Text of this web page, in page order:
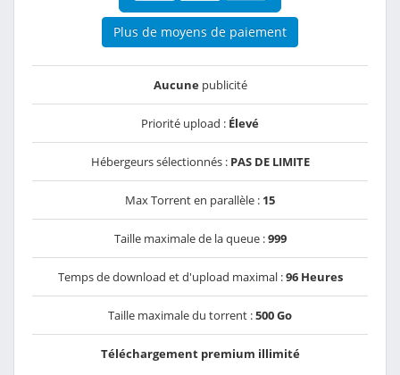
Plus de moyens de paiement
Aucunepublicité
Priorité upload : Élevé
Hébergeurs sélectionnés : PAS DE LIMITE
Max Torrent en parallèle : 15
Taille maximale de la queue :999
Temps de download et d'upload maximal :96 Heures
Taille maximale du torrent :500 Go
Téléchargement premium illimité